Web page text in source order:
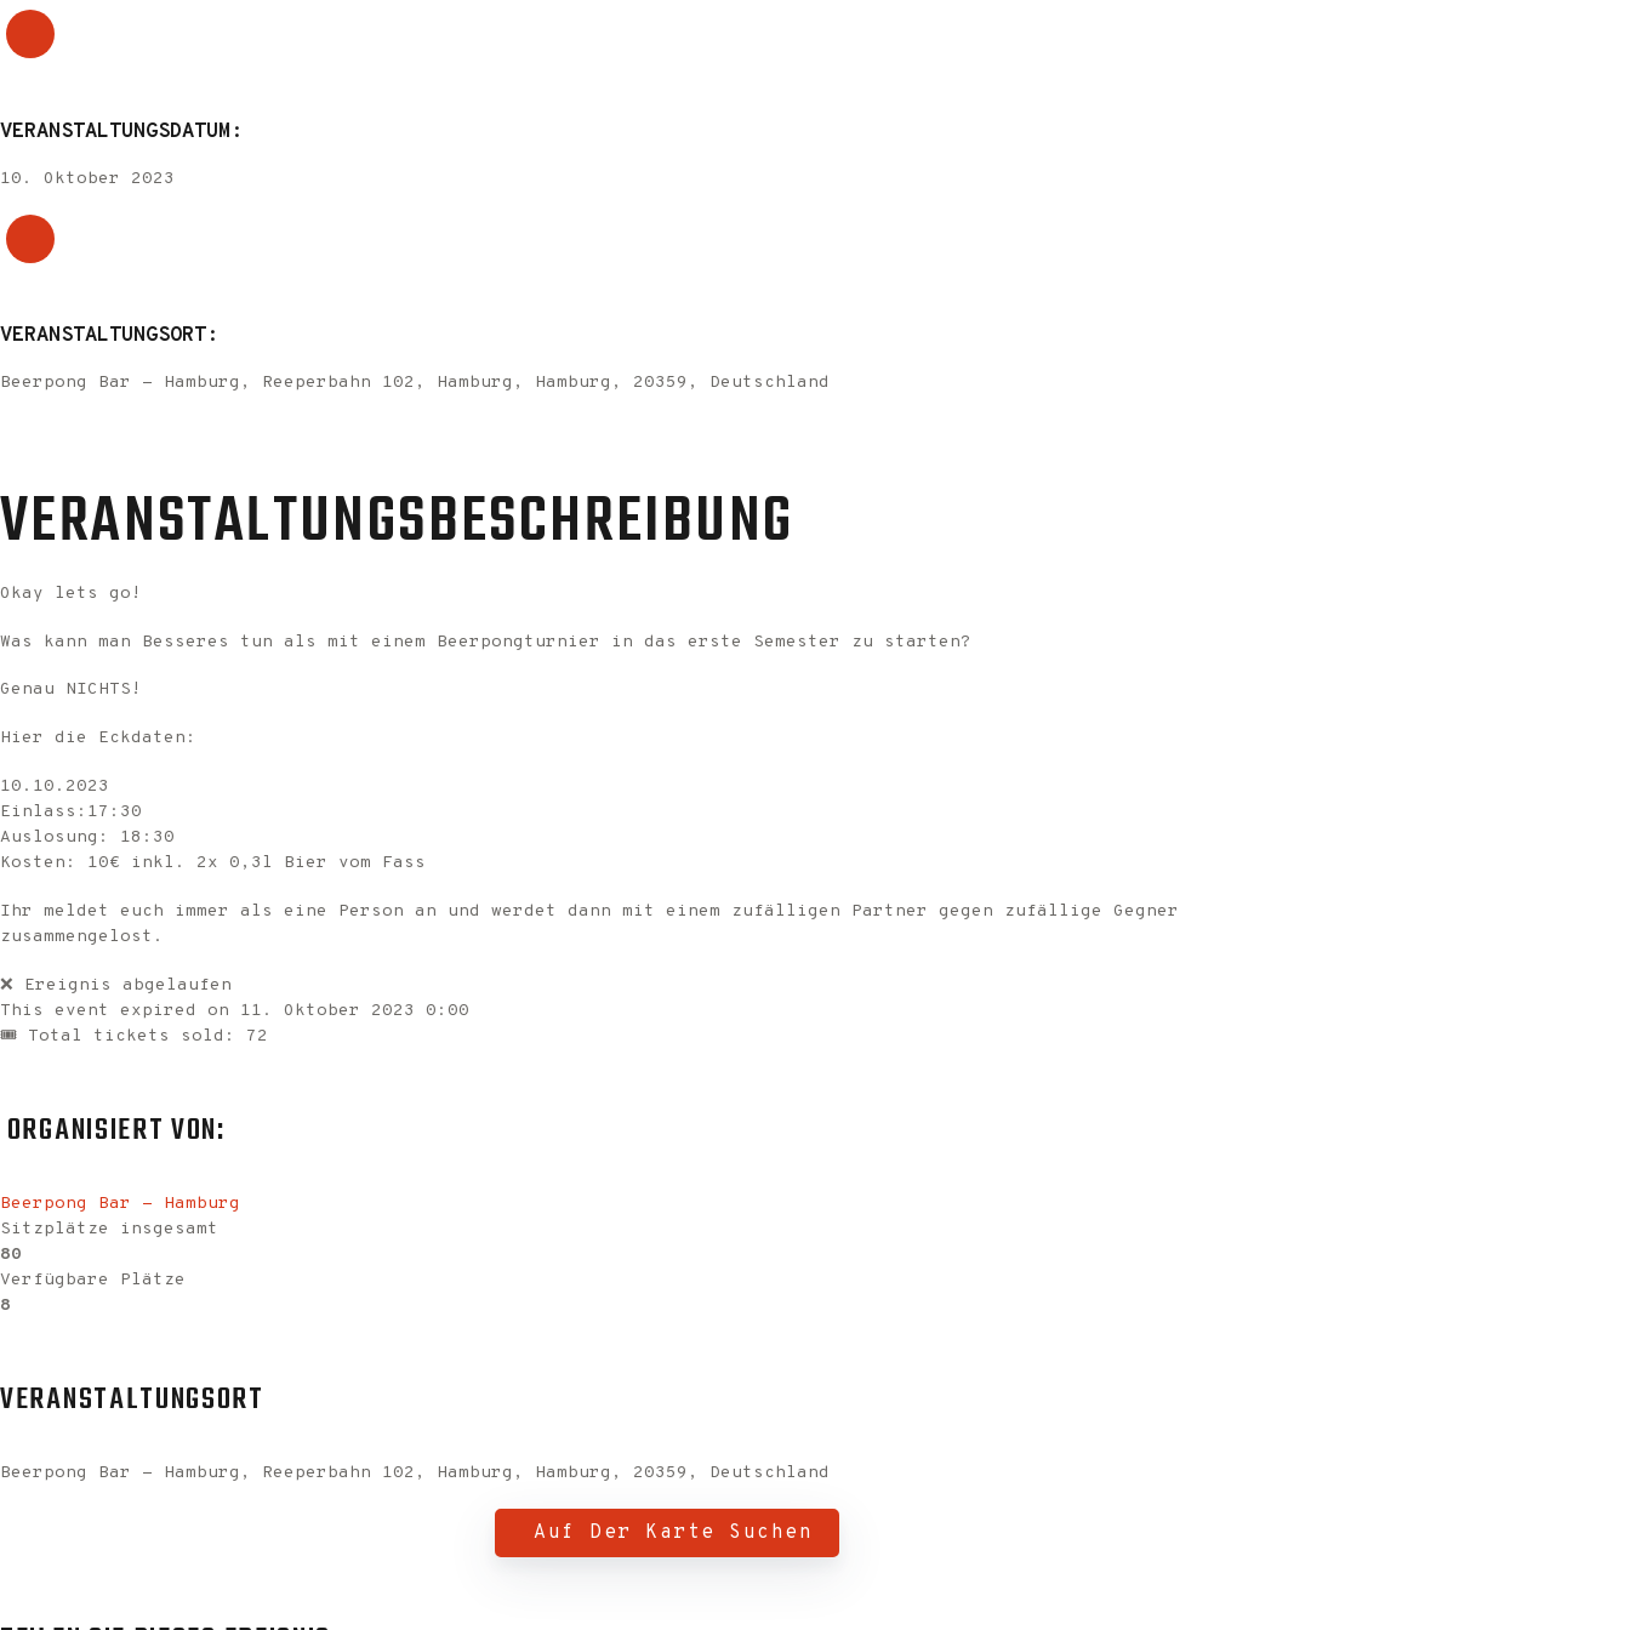
VERANSTALTUNGSDATUM:
10. Oktober 2023
VERANSTALTUNGSORT:
Beerpong Bar - Hamburg, Reeperbahn 102, Hamburg, Hamburg, 20359, Deutschland
VERANSTALTUNGSBESCHREIBUNG
Okay lets go!
Was kann man Besseres tun als mit einem Beerpongturnier in das erste Semester zu starten?
Genau NICHTS!
Hier die Eckdaten:
10.10.2023
Einlass:17:30
Auslosung: 18:30
Kosten: 10€ inkl. 2x 0,3l Bier vom Fass
Ihr meldet euch immer als eine Person an und werdet dann mit einem zufälligen Partner gegen zufällige Gegner
zusammengelost.
❌ Ereignis abgelaufen
This event expired on 11. Oktober 2023 0:00
🎟 Total tickets sold: 72
ORGANISIERT VON:
Beerpong Bar - Hamburg
Sitzplätze insgesamt
80
Verfügbare Plätze
8
VERANSTALTUNGSORT
Beerpong Bar - Hamburg, Reeperbahn 102, Hamburg, Hamburg, 20359, Deutschland
Auf Der Karte Suchen